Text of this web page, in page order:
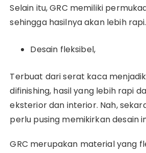
Selain itu, GRC memiliki
sehingga hasilnya akan lebih rapi.
Desain fleksibel,
Terbuat dari serat kaca
difinishing, hasil yang lebih rapi
eksterior dan interior. Nah,
perlu pusing memikirkan desain
GRC merupakan material yang